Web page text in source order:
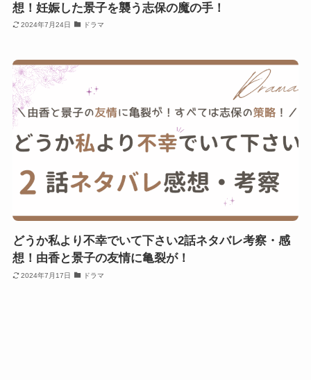
想！妊娠した景子を襲う志保の魔の手！
2024年7月24日 ドラマ
どうか私より不幸でいて下さい2話ネタバレ考察・感
想！由香と景子の友情に亀裂が！
2024年7月17日 ドラマ